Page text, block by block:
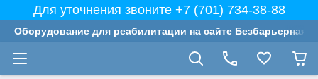
Для уточнения звоните +7 (701) 734-38-88
Оборудование для реабилитации на сайте Безбарьерная